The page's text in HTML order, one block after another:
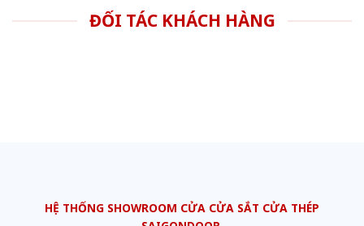
ĐỐI TÁC KHÁCH HÀNG
HỆ THỐNG SHOWROOM CỬA CỬA SẮT CỬA THÉP